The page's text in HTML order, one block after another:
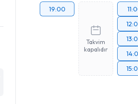
19:00
Takvim
kapalıdır